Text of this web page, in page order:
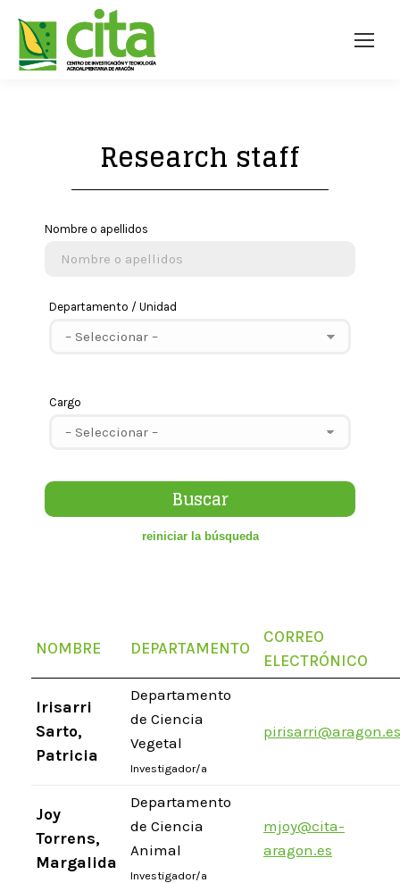
Research staff
Nombre o apellidos
Departamento / Unidad
Cargo
NOMBRE DEPARTAMENTO
CORREO
ELECTRÓNICO
Irisarri
Sarto,
Patricia
Departamento
de Ciencia
Vegetal
Investigador/a
pirisarri@aragon.es
Joy
Torrens,
Margalida
Departamento
de Ciencia
Animal
Investigador/a
mjoy@cita-
aragon.es